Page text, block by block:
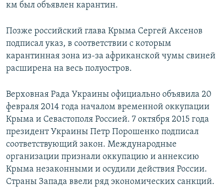
км был объявлен карантин.
Позже российский глава Крыма Сергей Аксенов
подписал указ, в соответствии с которым
карантинная зона из-за африканской чумы свиней
расширена на весь полуостров.
Верховная Рада Украины официально объявила 20
февраля 2014 года началом временной оккупации
Крыма и Севастополя Россией. 7 октября 2015 года
президент Украины Петр Порошенко подписал
соответствующий закон. Международные
организации признали оккупацию и аннексию
Крыма незаконными и осудили действия России.
Страны Запада ввели ряд экономических санкций.